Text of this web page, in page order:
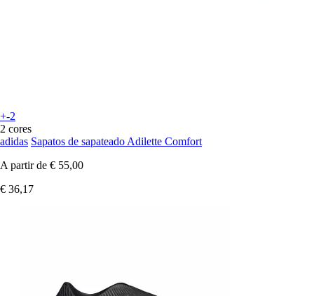
+-2
2 cores
adidas Sapatos de sapateado Adilette Comfort
A partir de € 55,00
€ 36,17